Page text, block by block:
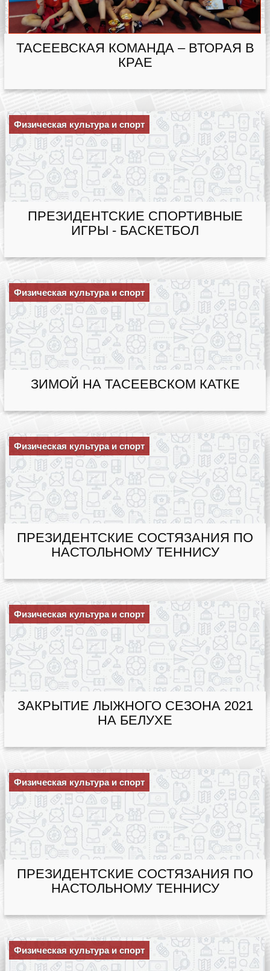
ТАСЕЕВСКАЯ КОМАНДА – ВТОРАЯ В
КРАЕ
Физическая культура и спорт
ПРЕЗИДЕНТСКИЕ СПОРТИВНЫЕ
ИГРЫ - БАСКЕТБОЛ
Физическая культура и спорт
ЗИМОЙ НА ТАСЕЕВСКОМ КАТКЕ
Физическая культура и спорт
ПРЕЗИДЕНТСКИЕ СОСТЯЗАНИЯ ПО
НАСТОЛЬНОМУ ТЕННИСУ
Физическая культура и спорт
ЗАКРЫТИЕ ЛЫЖНОГО СЕЗОНА 2021
НА БЕЛУХЕ
Физическая культура и спорт
ПРЕЗИДЕНТСКИЕ СОСТЯЗАНИЯ ПО
НАСТОЛЬНОМУ ТЕННИСУ
Физическая культура и спорт